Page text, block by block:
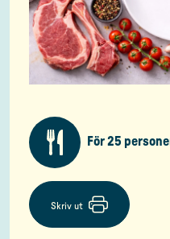
För 25
Skriv ut